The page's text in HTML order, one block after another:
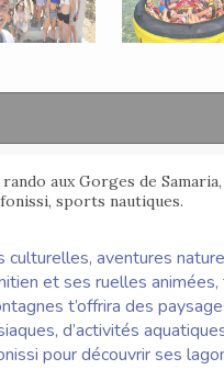
aux Gorges de
sports nautiques.
aventures
et ses ruelles animées,
t’offrira des
d’activités
pour découvrir ses